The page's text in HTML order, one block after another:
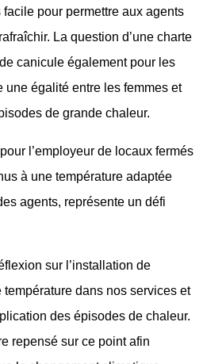
pour permettre aux agents
La question d’une charte
canicule également pour les
une égalité entre les femmes et
de grande chaleur.
l’employeur de locaux fermés
à une température adaptée
agents, représente un défi
sur l’installation de
dans nos services et
des épisodes de chaleur.
repensé sur ce point afin